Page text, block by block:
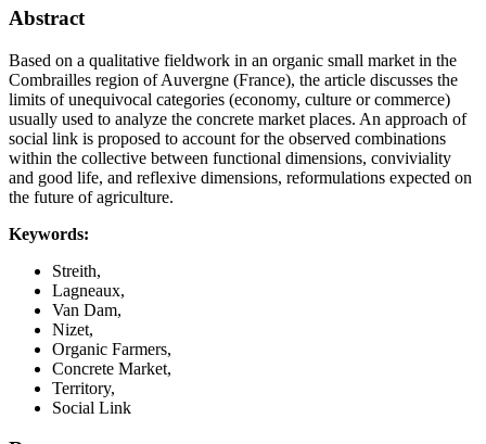
Abstract
Based on a qualitative fieldwork in an organic small market in the
Combrailles region of Auvergne (France), the article discusses the
limits of unequivocal categories (economy, culture or commerce)
usually used to analyze the concrete market places. An approach of
social link is proposed to account for the observed combinations
within the collective between functional dimensions, conviviality
and good life, and reflexive dimensions, reformulations expected on
the future of agriculture.
Keywords:
Streith,
Lagneaux,
Van Dam,
Nizet,
Organic Farmers,
Concrete Market,
Territory,
Social Link